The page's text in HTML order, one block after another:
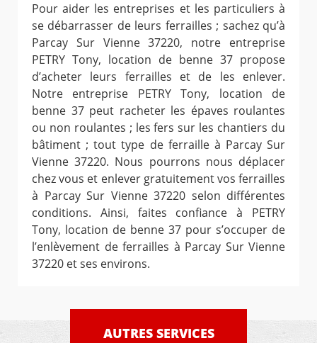
Pour aider les entreprises et les particuliers à
se débarrasser de leurs ferrailles ; sachez qu’à
Parcay Sur Vienne 37220, notre entreprise
PETRY Tony, location de benne 37 propose
d’acheter leurs ferrailles et de les enlever.
Notre entreprise PETRY Tony, location de
benne 37 peut racheter les épaves roulantes
ou non roulantes ; les fers sur les chantiers du
bâtiment ; tout type de ferraille à Parcay Sur
Vienne 37220. Nous pourrons nous déplacer
chez vous et enlever gratuitement vos ferrailles
à Parcay Sur Vienne 37220 selon différentes
conditions. Ainsi, faites confiance à PETRY
Tony, location de benne 37 pour s’occuper de
l’enlèvement de ferrailles à Parcay Sur Vienne
37220 et ses environs.
AUTRES SERVICES